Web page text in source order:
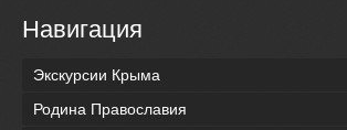
Навигация
Экскурсии Крыма
Родина Православия